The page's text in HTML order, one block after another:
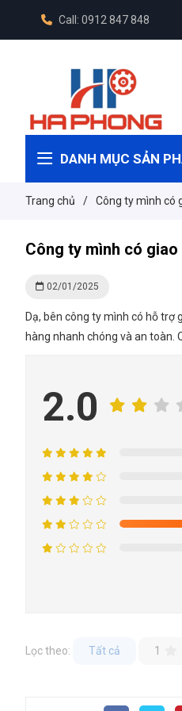
Call: 0912 847 848
DANH MỤC SẢN
Trang chủ / Công ty mình có
Công ty mình có
02/01/2025
Dạ, bên công ty mình có hỗ trợ
hàng nhanh chóng và an toàn.
2.0
Lọc theo: Tất cả 1